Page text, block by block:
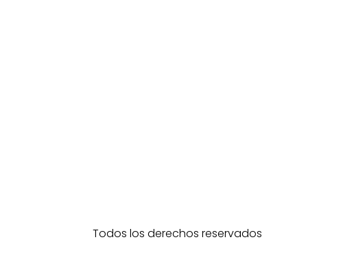
Todos los derechos reservados